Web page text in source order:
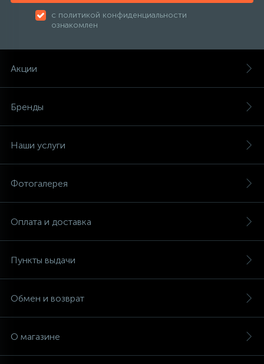
с политикой конфиденциальности
ознакомлен
Акции
Бренды
Наши услуги
Фотогалерея
Оплата и доставка
Пункты выдачи
Обмен и возврат
О магазине